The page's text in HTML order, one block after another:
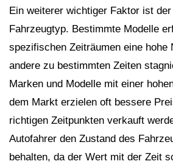
Ein weiterer wichtiger Faktor ist der
Fahrzeugtyp. Bestimmte Modelle
spezifischen Zeiträumen eine hohe
andere zu bestimmten Zeiten
Marken und Modelle mit einer
dem Markt erzielen oft bessere
richtigen Zeitpunkten verkauft
Autofahrer den Zustand des
behalten, da der Wert mit der Zeit